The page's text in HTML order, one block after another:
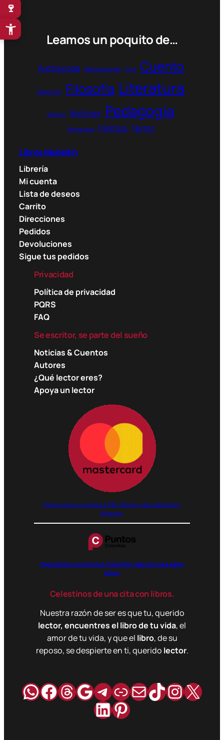
Leamos un poquito de…
Autoayuda Bibliotecología Cine Cuento
Depresión Filosofía Literatura
Música Noticias Pedagogía
Personajes Política Terror
Libros Medellín
Librería
Mi cuenta
Lista de deseos
Carrito
Direcciones
Pedidos
Devoluciones
Sigue tus pedidos
Privacidad
Política de privacidad
PQRS
FAQ
Se escritor, se parte del sueño
Noticias & Cuentos
Autores
¿Qué lector eres?
Apoya un lector
Pagos seguros gracias a PSE, Wompi, MercadoPago y
Binance.
Paga libritos con Puntos Colombia, dale clic para saber
cómo.
Celestinos de una cita con libros.
Nuestra razón de ser es que tu, querido
lector, encuentres el libro de tu vida, el
amor de tu vida, y que el libro, de su
reposo, se despierte en ti, querido lector.
WhatsApp
Facebook
Hilos
Google
Telegram
Enlace
Correo
TikTok
X
LinkedIn
Pinterest
🍷